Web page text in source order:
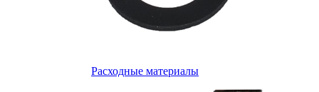
Расходные материалы